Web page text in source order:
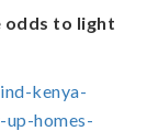
odds to light
kenya-
homes-